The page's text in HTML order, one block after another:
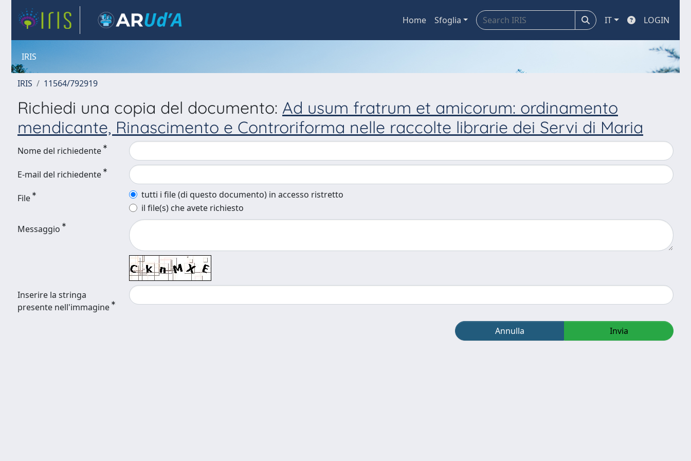
Home Sfoglia IT LOGIN
IRIS
IRIS 11564/792919
Richiedi una copia del documento: Ad usum fratrum et amicorum: ordinamento
mendicante, Rinascimento e Controriforma nelle raccolte librarie dei Servi di Maria
Nome del richiedente
E-mail del richiedente
File
tutti i file (di questo documento) in accesso ristretto
il file(s) che avete richiesto
Messaggio
Inserire la stringa
presente nell'immagine
Annulla Invia